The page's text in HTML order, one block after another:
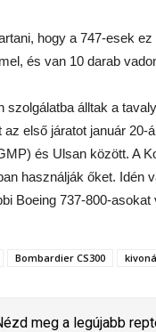
hogy a 747-esek
és van 10 darab
szolgálatba álltak a
az első járatot január
és Ulsan között. A
használják őket. Idén
Boeing 737-800-asokat
Bombardier CS300
meg a legújabb